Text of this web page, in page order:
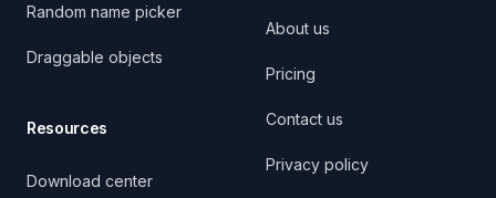
Random name picker
Draggable objects
Resources
Download center
About us
Pricing
Contact us
Privacy policy